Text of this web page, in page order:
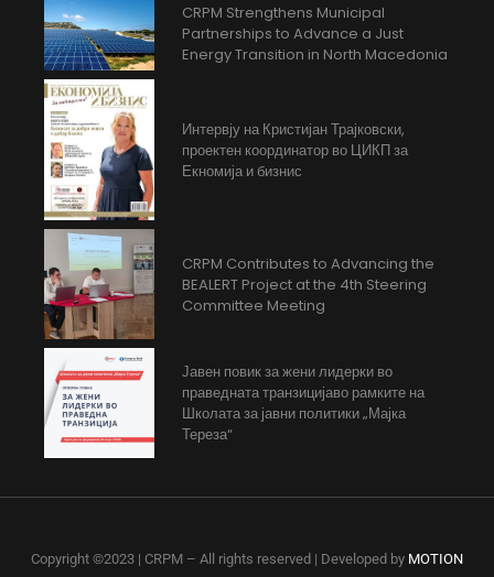
CRPM Strengthens Municipal
Partnerships to Advance a Just
Energy Transition in North Macedonia
Интервју на Кристијан Трајковски,
проектен координатор во ЦИКП за
Екномија и бизнис
CRPM Contributes to Advancing the
BEALERT Project at the 4th Steering
Committee Meeting
Јавен повик за жени лидерки во
праведната транзицијаво рамките на
Школата за јавни политики „Мајка
Тереза“
Copyright ©2023 | CRPM – All rights reserved | Developed by MOTION